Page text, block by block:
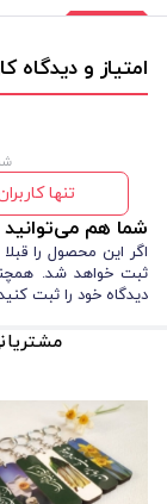
امتیاز و دیدگاه
تنها
شما هم می‌توانید
اگر این محصول را
ثبت خواهد شد.
دیدگاه خود را ثبت